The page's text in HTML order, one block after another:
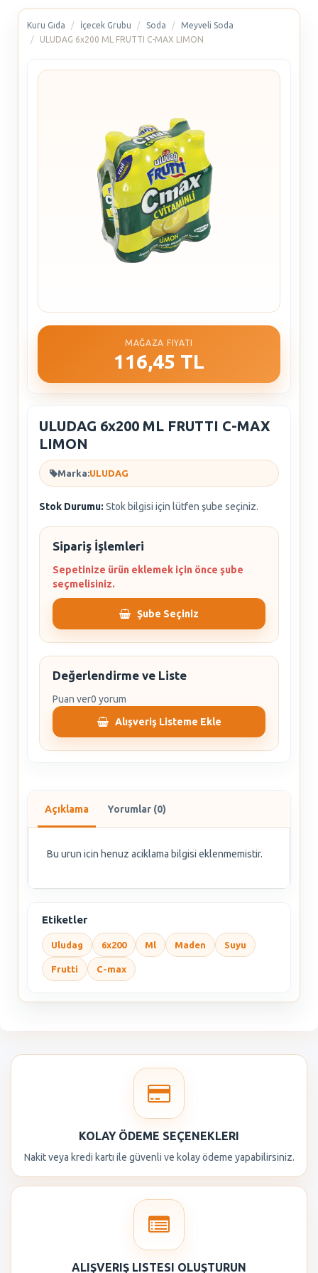
Kuru Gıda İçecek Grubu Soda
Meyveli Soda
ULUDAG 6x200 ML FRUTTI C-MAX LIMON
MAĞAZA FIYATI
116,45 TL
ULUDAG 6x200 ML FRUTTI C-MAX
LIMON
Marka:ULUDAG
Stok Durumu: Stok bilgisi için lütfen şube seçiniz.
Sipariş İşlemleri
Sepetinize ürün eklemek için önce şube
seçmelisiniz.
Şube Seçiniz
Değerlendirme ve Liste
Puan ver0 yorum
Alışveriş Listeme Ekle
Açıklama Yorumlar (0)
Bu urun icin henuz aciklama bilgisi eklenmemistir.
Etiketler
Uludag 6x200 Ml Maden Suyu
Frutti C-max
KOLAY ÖDEME SEÇENEKLERI
Nakit veya kredi kartı ile güvenli ve kolay ödeme yapabilirsiniz.
ALIŞVERIŞ LISTESI OLUŞTURUN